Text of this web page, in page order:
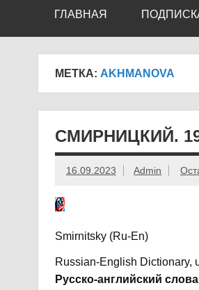
ГЛАВНАЯ
МЕТКА: AKHMANOVA
СМИРНИЦКИЙ.
16.09.2023 Admin
Smirnitsky (Ru-En)
Russian-English Dictionary,
Русско-английский